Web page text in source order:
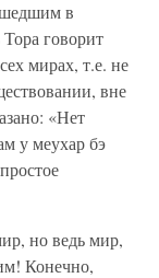
в
говорит
мирах, т.е. не
вне
«Нет
у меухар бэ
но ведь мир,
Конечно,